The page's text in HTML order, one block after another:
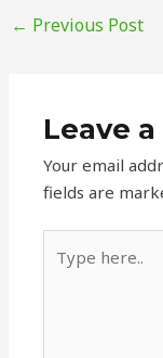
← Previous Post
Leave
Your email
fields are
here..